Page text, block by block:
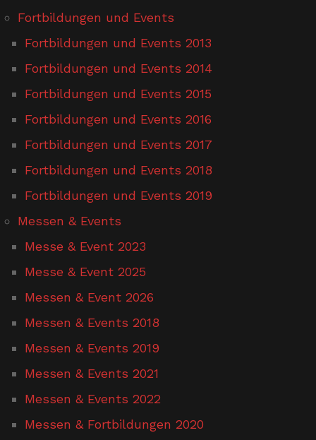
Fortbildungen und Events
Fortbildungen und Events 2013
Fortbildungen und Events 2014
Fortbildungen und Events 2015
Fortbildungen und Events 2016
Fortbildungen und Events 2017
Fortbildungen und Events 2018
Fortbildungen und Events 2019
Messen & Events
Messe & Event 2023
Messe & Event 2025
Messen & Event 2026
Messen & Events 2018
Messen & Events 2019
Messen & Events 2021
Messen & Events 2022
Messen & Fortbildungen 2020